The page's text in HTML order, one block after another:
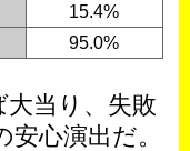
15.4%
95.0%
当り、失敗
心演出だ。